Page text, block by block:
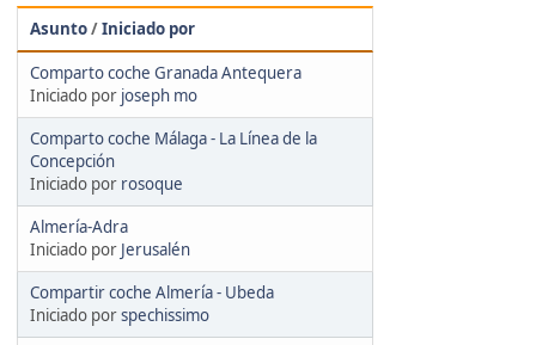
Asunto/Iniciado por
Comparto coche Granada Antequera
Iniciado por joseph mo
Comparto coche Málaga - La Línea de la
Concepción
Iniciado por rosoque
Almería-Adra
Iniciado por Jerusalén
Compartir coche Almería - Ubeda
Iniciado porspechissimo